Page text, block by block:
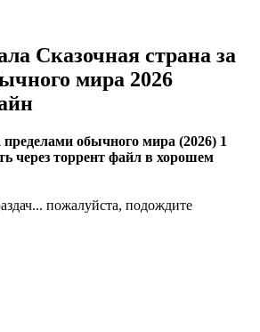
Сказочная страна за
мира 2026
пределами обычного мира (2026) 1
через торрент файл в хорошем
пожалуйста, подождите